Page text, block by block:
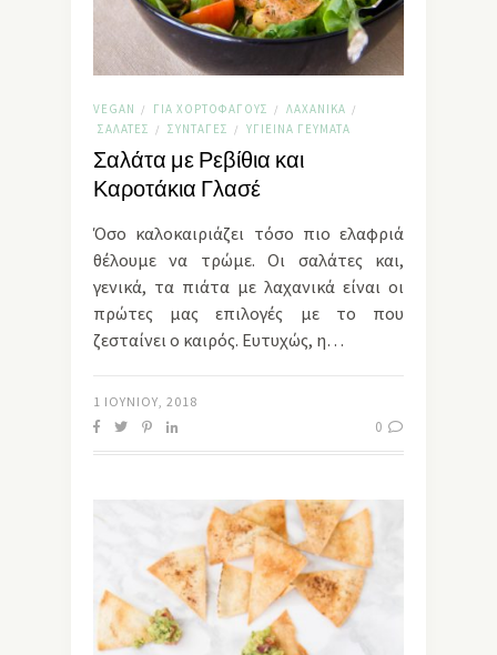
VEGAN / ΓΙΑ ΧΟΡΤΟΦΆΓΟΥΣ / ΛΑΧΑΝΙΚΆ /
ΣΑΛΆΤΕΣ / ΣΥΝΤΑΓΈΣ / ΥΓΙΕΙΝΆ ΓΕΎΜΑΤΑ
Σαλάτα με Ρεβίθια και
Καροτάκια Γλασέ
Όσο καλοκαιριάζει τόσο πιο ελαφριά
θέλουμε να τρώμε. Οι σαλάτες και,
γενικά, τα πιάτα με λαχανικά είναι οι
πρώτες μας επιλογές με το που
ζεσταίνει ο καιρός. Ευτυχώς, η…
1 ΙΟΥΝΊΟΥ, 2018
0